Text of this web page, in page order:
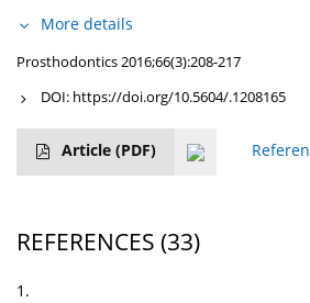
More details
Prosthodontics 2016;66(3):208-217
DOI: https://doi.org/10.5604/.1208165
Article (PDF)
REFERENCES (33)
1.